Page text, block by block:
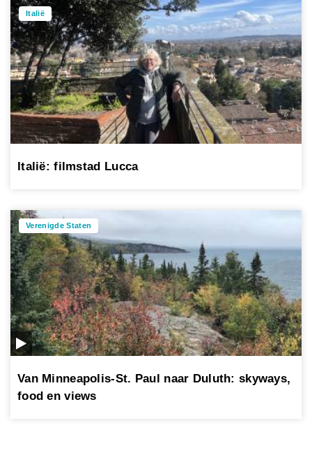
Italië
Italië: filmstad Lucca
Verenigde Staten
Van Minneapolis-St. Paul naar Duluth: skyways,
food en views